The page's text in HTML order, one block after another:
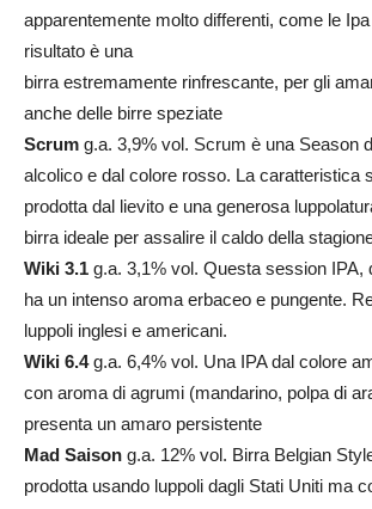
apparentemente molto differenti, come le
risultato è una
birra estremamente rinfrescante, per gli
anche delle birre speziate
Scrum g.a. 3,9% vol. Scrum è una Season
alcolico e dal colore rosso. La caratteristica
prodotta dal lievito e una generosa
birra ideale per assalire il caldo della
Wiki 3.1 g.a. 3,1% vol. Questa session IPA,
ha un intenso aroma erbaceo e pungente.
luppoli inglesi e americani.
Wiki 6.4g.a. 6,4% vol. Una IPA dal colore
con aroma di agrumi (mandarino, polpa di
presenta un amaro persistente
Mad Saison g.a. 12% vol. Birra Belgian
prodotta usando luppoli dagli Stati Uniti ma